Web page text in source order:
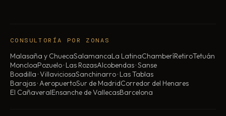
CONSULTORÍA POR ZONAS
Malasaña y ChuecaSalamancaLa LatinaChamberíRetiroTetuán
MoncloaPozuelo · Las RozasAlcobendas · Sanse
Boadilla · VillaviciosaSanchinarro · Las Tablas
Barajas · AeropuertoSur de MadridCorredor del Henares
El CañaveralEnsanche de VallecasBarcelona